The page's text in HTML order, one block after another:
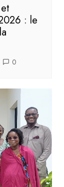
: le
0